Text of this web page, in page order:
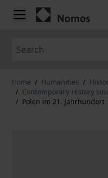
Skip to Content
Home / Humanities /
/ Contemporary History
/ Polen im 21. Jahrhundert